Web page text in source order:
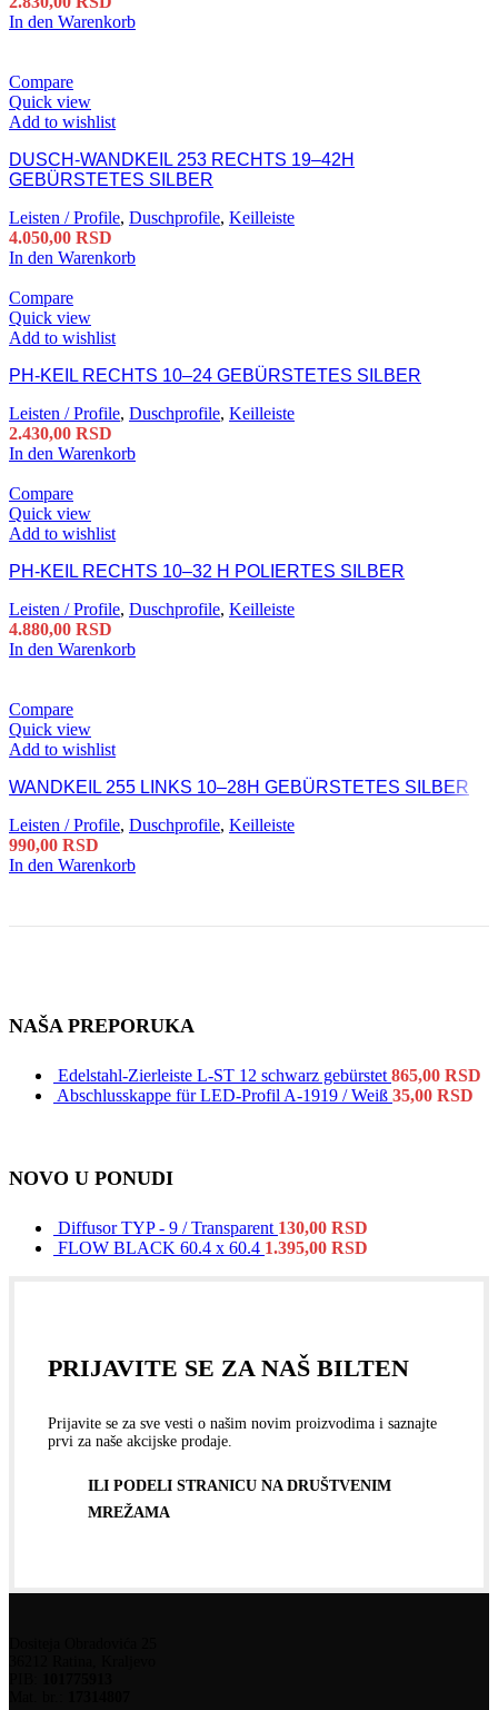
In den Warenkorb
Compare
Quick view
Add to wishlist
DUSCH-WANDKEIL 253 RECHTS 19–42H
GEBÜRSTETES SILBER
Leisten / Profile, Duschprofile, Keilleiste
4.050,00 RSD
In den Warenkorb
Compare
Quick view
Add to wishlist
PH-KEIL RECHTS 10–24 GEBÜRSTETES SILBER
Leisten / Profile, Duschprofile, Keilleiste
2.430,00 RSD
In den Warenkorb
Compare
Quick view
Add to wishlist
PH-KEIL RECHTS 10–32 H POLIERTES SILBER
Leisten / Profile, Duschprofile, Keilleiste
4.880,00 RSD
In den Warenkorb
Compare
Quick view
Add to wishlist
WANDKEIL 255 LINKS 10–28H GEBÜRSTETES SILBER
Leisten / Profile, Duschprofile, Keilleiste
990,00 RSD
In den Warenkorb
NAŠA PREPORUKA
Edelstahl-Zierleiste L-ST 12 schwarz gebürstet 865,00 RSD
Abschlusskappe für LED-Profil A-1919 / Weiß 35,00 RSD
NOVO U PONUDI
Diffusor TYP - 9 / Transparent 130,00 RSD
FLOW BLACK 60.4 x 60.4 1.395,00 RSD
PRIJAVITE SE ZA NAŠ BILTEN
Prijavite se za sve vesti o našim novim proizvodima i saznajte
prvi za naše akcijske prodaje.
ILI PODELI STRANICU NA DRUŠTVENIM
MREŽAMA